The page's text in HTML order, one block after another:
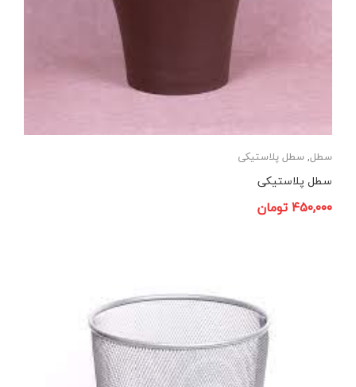
سطل,سطل پلاستیکی
سطل پلاستیکی
۴۵۰,۰۰۰تومان